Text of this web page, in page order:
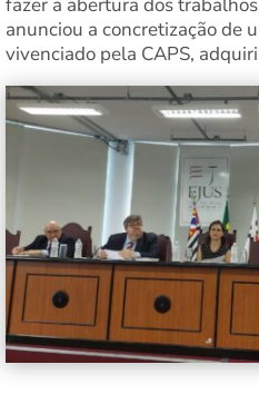
anunciou a concretização de
vivenciado pela CAPS,